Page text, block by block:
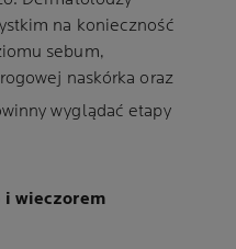
na konieczność
sebum,
naskórka oraz
wyglądać etapy
i wieczorem